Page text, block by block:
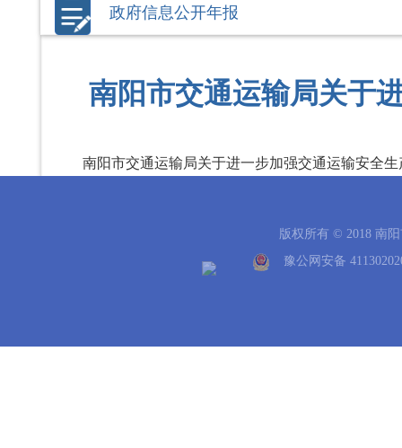
政府信息公开年报
南阳市交通运输局关于
南阳市交通运输局关于进一步加强交通运输安全
版权所有 © 2018 南
豫公网安备